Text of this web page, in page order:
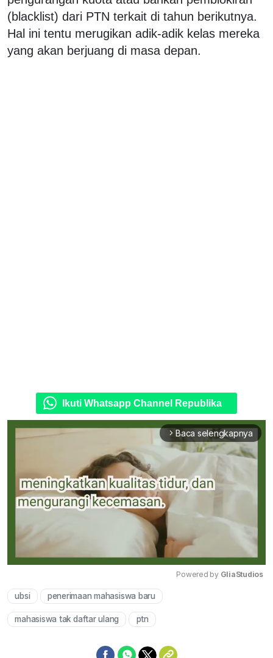
(blacklist) dari PTN terkait di tahun berikutnya.
Hal ini tentu merugikan adik-adik kelas mereka
yang akan berjuang di masa depan.
Ikuti Whatsapp Channel Republika
arrow_forward_ios Baca selengkapnya
Powered by GliaStudios
ubsi penerimaan mahasiswa baru
mahasiswa tak daftar ulang ptn